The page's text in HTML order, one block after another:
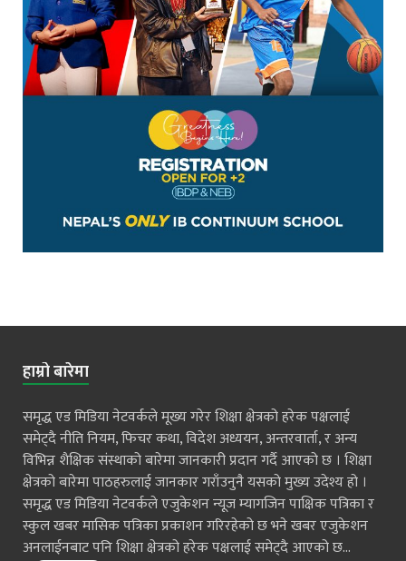
हाम्रो बारेमा
समृद्ध एड मिडिया नेटवर्कले मूख्य गरेर शिक्षा क्षेत्रको हरेक पक्षलाई
समेट्दै नीति नियम, फिचर कथा, विदेश अध्ययन, अन्तरवार्ता, र अन्य
विभिन्न शैक्षिक संस्थाको बारेमा जानकारी प्रदान गर्दै आएको छ । शिक्षा
क्षेत्रको बारेमा पाठहरुलाई जानकार गराँउनुनै यसको मुख्य उदेश्य हो ।
समृद्ध एड मिडिया नेटवर्कले एजुकेशन न्यूज म्यागजिन पाक्षिक पत्रिका र
स्कुल खबर मासिक पत्रिका प्रकाशन गरिरहेको छ भने खबर एजुकेशन
अनलाईनबाट पनि शिक्षा क्षेत्रको हरेक पक्षलाई समेट्दै आएको छ...